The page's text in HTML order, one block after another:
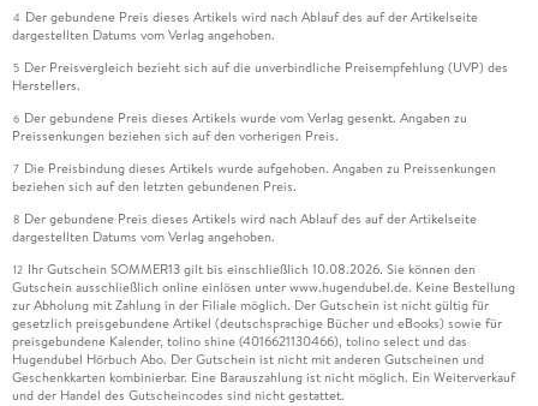
4 Der gebundene Preis dieses Artikels wird nach Ablauf des auf der Artikelseite
dargestellten Datums vom Verlag angehoben.
5 Der Preisvergleich bezieht sich auf die unverbindliche Preisempfehlung (UVP) des
Herstellers.
6 Der gebundene Preis dieses Artikels wurde vom Verlag gesenkt. Angaben zu
Preissenkungen beziehen sich auf den vorherigen Preis.
7 Die Preisbindung dieses Artikels wurde aufgehoben. Angaben zu Preissenkungen
beziehen sich auf den letzten gebundenen Preis.
8 Der gebundene Preis dieses Artikels wird nach Ablauf des auf der Artikelseite
dargestellten Datums vom Verlag angehoben.
12 Ihr Gutschein SOMMER13 gilt bis einschließlich 10.08.2026. Sie können den
Gutschein ausschließlich online einlösen unter www.hugendubel.de. Keine Bestellung
zur Abholung mit Zahlung in der Filiale möglich. Der Gutschein ist nicht gültig für
gesetzlich preisgebundene Artikel (deutschsprachige Bücher und eBooks) sowie für
preisgebundene Kalender, tolino shine (4016621130466), tolino select und das
Hugendubel Hörbuch Abo. Der Gutschein ist nicht mit anderen Gutscheinen und
Geschenkkarten kombinierbar. Eine Barauszahlung ist nicht möglich. Ein Weiterverkauf
und der Handel des Gutscheincodes sind nicht gestattet.